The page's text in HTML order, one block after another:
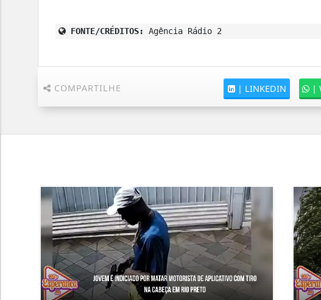
FONTE/CRÉDITOS: Agência Rádio 2
COMPARTILHE |
| LINKEDIN